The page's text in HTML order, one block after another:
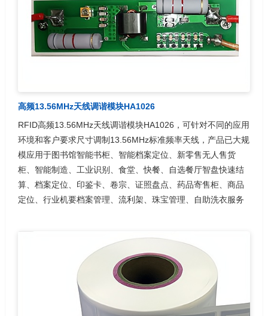
高频13.56MHz天线调谐模块HA1026
RFID高频13.56MHz天线调谐模块HA1026，可针对不同的应用
环境和客户要求尺寸调制13.56MHz标准频率天线，产品已大规
模应用于图书馆智能书柜、智能档案定位、新零售无人售货
柜、智能制造、工业识别、食堂、快餐、自选餐厅智盘快速结
算、档案定位、印鉴卡、卷宗、证照盘点、药品寄售柜、商品
定位、行业机要档案管理、流利架、珠宝管理、自助洗衣服务